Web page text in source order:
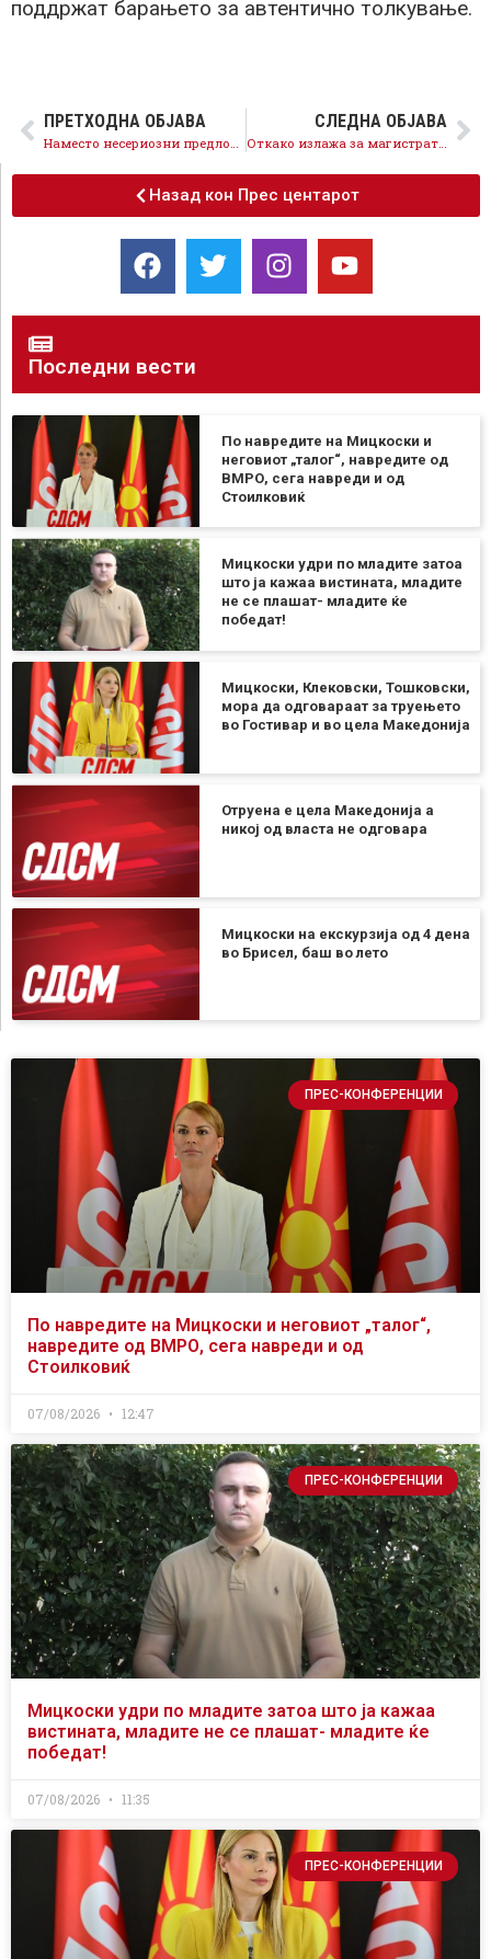
поддржат барањето за автентично толкување.
ПРЕТХОДНА ОБЈАВА СЛЕДНА ОБЈАВА
Откако излажа за магистратурата и докторатот, дали Мицкоски излажа и за своето прво вработување?
Назад кон Прес центарот
Последни вести
По навредите на Мицкоски и
неговиот „талог“, навредите од
ВМРО, сега навреди и од
Стоилковиќ
Мицкоски удри по младите затоа
што ја кажаа вистината, младите
не се плашат- младите ќе
победат!
Мицкоски, Клековски, Тошковски,
мора да одговараат за труењето
во Гостивар и во цела Македонија
Отруена е цела Македонија а
никој од власта не одговара
Мицкоски на екскурзија од 4 дена
во Брисел, баш во лето
ПРЕС-КОНФЕРЕНЦИИ
По навредите на Мицкоски и неговиот „талог“,
навредите од ВМРО, сега навреди и од
Стоилковиќ
07/08/2026 12:47
ПРЕС-КОНФЕРЕНЦИИ
Мицкоски удри по младите затоа што ја кажаа
вистината, младите не се плашат- младите ќе
победат!
07/08/2026 11:35
ПРЕС-КОНФЕРЕНЦИИ